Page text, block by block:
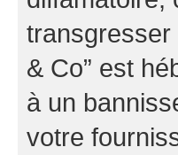
transgresser
& Co” est
à un
votre